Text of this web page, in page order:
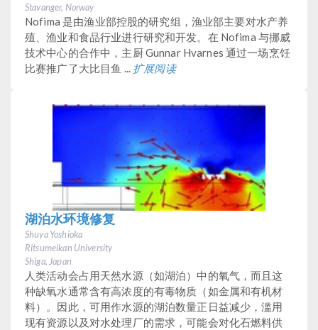
Stavanger, Norway
Nofima 是由渔业部控股的研究组，渔业部主要对水产养
殖、渔业和食品行业进行研究和开发。在 Nofima 与挪威
技术中心的合作中，主厨 Gunnar Hvarnes 通过一场烹饪
比赛推广了大比目鱼 ... 扩展阅读
湖泊水环境修复
Shuya Yoshioka
Ritsumeikan University
Shiga, Japan
人类活动会占用天然水源（如湖泊）中的氧气，而且这
种缺氧水通常含有高浓度的有毒物质（如金属和有机材
料）。因此，可用作水源的湖泊数量正日益减少，滥用
现有资源以及对水处理厂的需求，可能会对化石燃料供